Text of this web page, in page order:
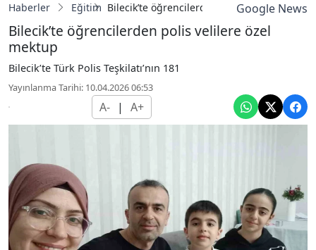
Haberler Eğitim Bilecik’te öğrencilerden polis velilere özel
Google News
Bilecik’te öğrencilerden polis velilere özel
mektup
Bilecik’te Türk Polis Teşkilatı’nın 181
Yayınlanma Tarihi: 10.04.2026 06:53
A- | A+